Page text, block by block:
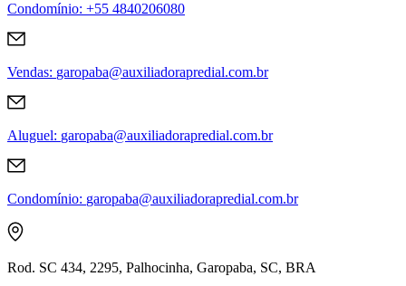
Condomínio: +55 4840206080
Vendas: garopaba@auxiliadorapredial.com.br
Aluguel: garopaba@auxiliadorapredial.com.br
Condomínio: garopaba@auxiliadorapredial.com.br
Rod. SC 434, 2295, Palhocinha, Garopaba, SC, BRA